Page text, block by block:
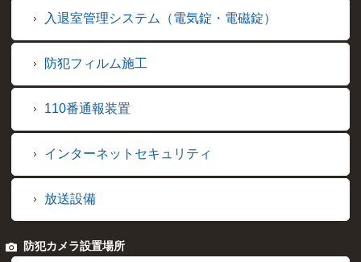
入退室管理システム（電気錠・電磁錠）
防犯フィルム施工
110番通報装置
インターネットセキュリティ
放送設備
防犯カメラ設置場所